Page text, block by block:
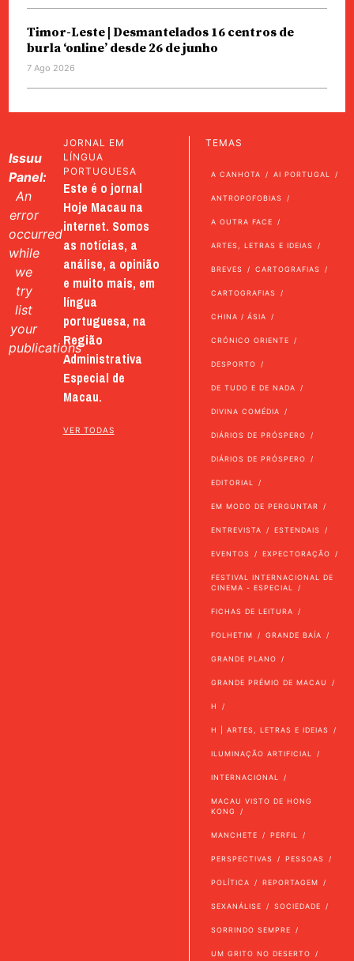
Timor-Leste | Desmantelados 16 centros de
burla ‘online’ desde 26 de junho
7 Ago 2026
Issuu
Panel:
An
error
occurred
while
we
try
list
your
publications
JORNAL EM
LÍNGUA
PORTUGUESA
Este é o jornal
Hoje Macau na
internet. Somos
as notícias, a
análise, a opinião
e muito mais, em
língua
portuguesa, na
Região
Administrativa
Especial de
Macau.
VER TODAS
TEMAS
A CANHOTA AI PORTUGAL
ANTROPOFOBIAS
A OUTRA FACE
ARTES, LETRAS E IDEIAS
BREVES CARTOGRAFIAS
CARTOGRAFIAS
CHINA / ÁSIA
CRÓNICO ORIENTE
DESPORTO
DE TUDO E DE NADA
DIVINA COMÉDIA
DIÁRIOS DE PRÓSPERO
DIÁRIOS DE PRÓSPERO
EDITORIAL
EM MODO DE PERGUNTAR
ENTREVISTA ESTENDAIS
EVENTOS EXPECTORAÇÃO
FESTIVAL INTERNACIONAL DE
CINEMA - ESPECIAL
FICHAS DE LEITURA
FOLHETIM GRANDE BAÍA
GRANDE PLANO
GRANDE PRÉMIO DE MACAU
H
H | ARTES, LETRAS E IDEIAS
ILUMINAÇÃO ARTIFICIAL
INTERNACIONAL
MACAU VISTO DE HONG
KONG
MANCHETE PERFIL
PERSPECTIVAS PESSOAS
POLÍTICA REPORTAGEM
SEXANÁLISE SOCIEDADE
SORRINDO SEMPRE
UM GRITO NO DESERTO